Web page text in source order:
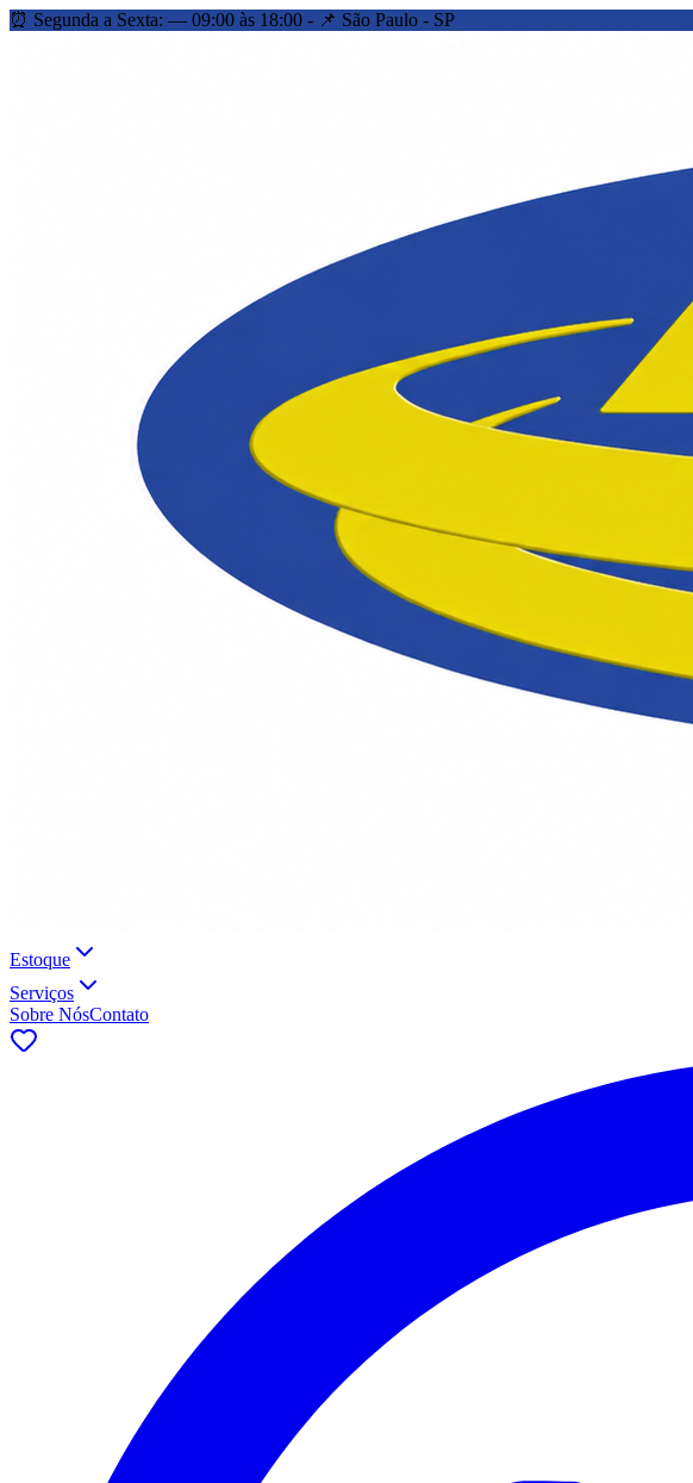
⏰ Segunda a Sexta: — 09:00 às 18:00 - 📌 São Paulo - SP
Estoque
Serviços
Sobre NósContato